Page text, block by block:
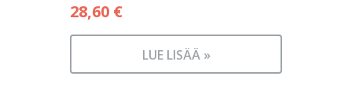
28,60 €
LUE LISÄÄ »